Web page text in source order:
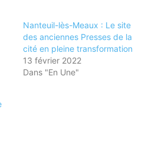
Nanteuil-lès-Meaux : Le site
des anciennes Presses de la
cité en pleine transformation
13 février 2022
Dans "En Une"